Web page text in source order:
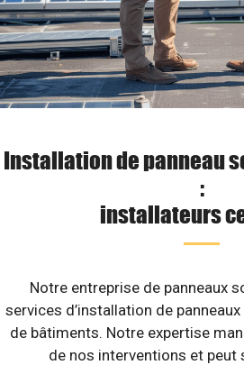
Installation de panneau
:
installateurs
Notre entreprise de panneaux
services d’installation de
de bâtiments. Notre expertise
de nos interventions et peut